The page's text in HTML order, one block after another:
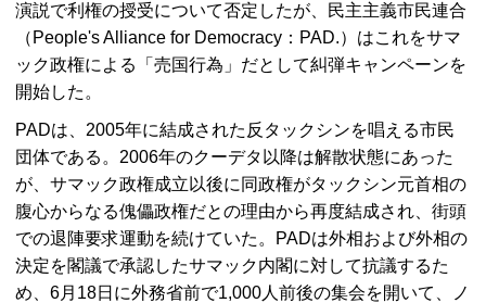
演説で利権の授受について否定したが、民主主義市民連合
（People's Alliance for Democracy：PAD.）はこれをサマ
ック政権による「売国行為」だとして糾弾キャンペーンを
開始した。
PADは、2005年に結成された反タックシンを唱える市民
団体である。2006年のクーデタ以降は解散状態にあった
が、サマック政権成立以後に同政権がタックシン元首相の
腹心からなる傀儡政権だとの理由から再度結成され、街頭
での退陣要求運動を続けていた。PADは外相および外相の
決定を閣議で承認したサマック内閣に対して抗議するた
め、6月18日に外務省前で1,000人前後の集会を開いて、ノ